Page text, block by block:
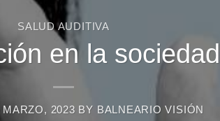
SALUD AUDITIVA
en la sociedad
MARZO, 2023 BY BALNEARIO VISIÓN